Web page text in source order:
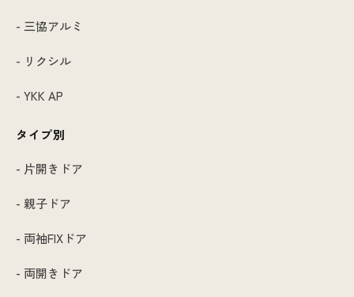
- 三協アルミ
- リクシル
- YKK AP
タイプ別
- 片開きドア
- 親子ドア
- 両袖FIXドア
- 両開きドア